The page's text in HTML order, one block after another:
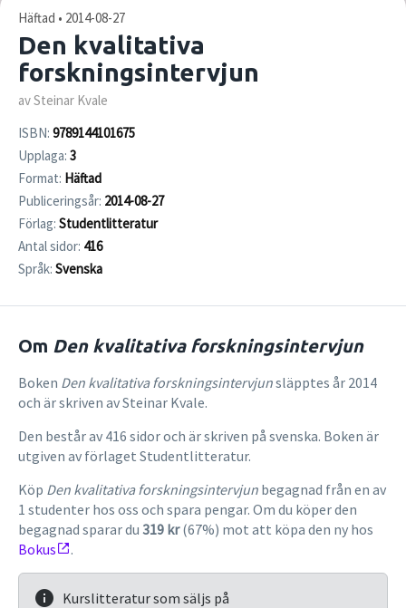
Häftad • 2014-08-27
Den kvalitativa
forskningsintervjun
av Steinar Kvale
ISBN: 9789144101675
Upplaga: 3
Format: Häftad
Publiceringsår: 2014-08-27
Förlag: Studentlitteratur
Antal sidor: 416
Språk: Svenska
Om Den kvalitativa forskningsintervjun
Boken Den kvalitativa forskningsintervjunsläpptes år 2014
och är skriven av Steinar Kvale.
Den består av 416 sidor och är skriven på svenska. Boken är
utgiven av förlaget Studentlitteratur.
Köp Den kvalitativa forskningsintervjun begagnad från en av
1 studenter hos oss och spara pengar. Om du köper den
begagnad sparar du 319 kr(67%) mot att köpa den ny hos
Bokus
.
Kurslitteratur som säljs på